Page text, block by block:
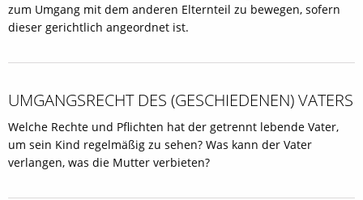
zum Umgang mit dem anderen Elternteil zu bewegen, sofern
dieser gerichtlich angeordnet ist.
UMGANGSRECHT DES (GESCHIEDENEN) VATERS
Welche Rechte und Pflichten hat der getrennt lebende Vater,
um sein Kind regelmäßig zu sehen? Was kann der Vater
verlangen, was die Mutter verbieten?